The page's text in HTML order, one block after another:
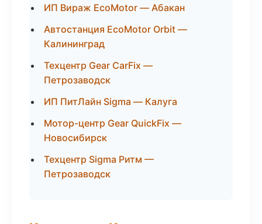
ИП Вираж EcoMotor — Абакан
Автостанция EcoMotor Orbit —
Калининград
Техцентр Gear CarFix —
Петрозаводск
ИП ПитЛайн Sigma — Калуга
Мотор-центр Gear QuickFix —
Новосибирск
Техцентр Sigma Ритм —
Петрозаводск